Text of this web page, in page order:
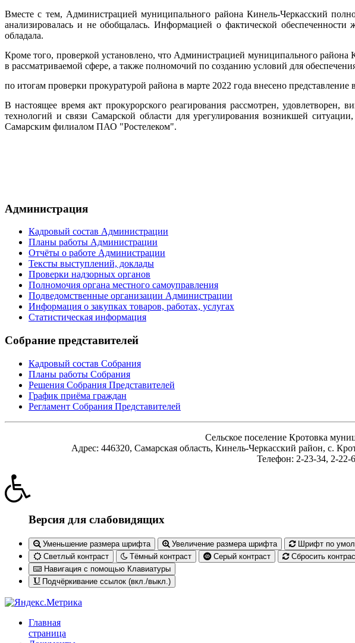
Вместе с тем, Администрацией муниципального района Кинель-Черкасский
анализировалась и не обобщалась. Информацией о фактической
обладала.
Кроме того, проверкой установлено, что Администрацией муниципального
в рассматриваемой сфере, а также полномочий по созданию условий для
по итогам проверки прокуратурой района в марте 2022 года внесено
В настоящее время акт прокурорского реагирования рассмотрен,
технологий и связи Самарской области для урегулирования возникшей
Самарским филиалом ПАО "Ростелеком".
Администрация
Кадровый состав Администрации
Планы работы Администрации
Отчёты о работе Администрации
Тексты выступлений, доклады
Проверки надзорных органов
Полномочия органа местного самоуправления
Подведомственные организации Администрации
Информация о закупках товаров, работах, услугах
Статистическая информация
Собрание представителей
Кадровый состав Собрания
Планы работы Собрания
Решения Собрания Представителей
График приёма граждан
Регламент Собрания Представителей
Сельское поселение Кротовка
Адрес: 446320, Самарская область, Кинель-Черкасский район, с.
Телефон: 2-23-34, 2-22-
Версия для слабовидящих
Уменьшение размера шрифта Увеличение размера шрифта
Шрифт по
Светлый контраст
Тёмный контраст Серый контраст
Сбросить
Навигация с помощью Клавиатуры
Подчёркивание ссылок (вкл./выкл.)
Главная
страница